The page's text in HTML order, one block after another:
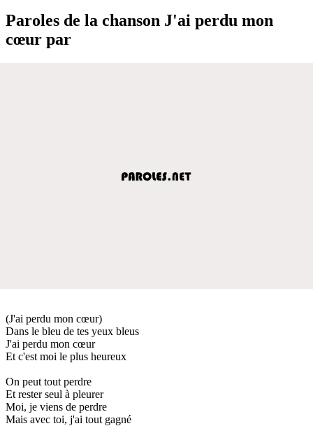
Paroles de la chanson J'ai perdu mon
cœur par
(J'ai perdu mon cœur)
Dans le bleu de tes yeux bleus
J'ai perdu mon cœur
Et c'est moi le plus heureux
On peut tout perdre
Et rester seul à pleurer
Moi, je viens de perdre
Mais avec toi, j'ai tout gagné